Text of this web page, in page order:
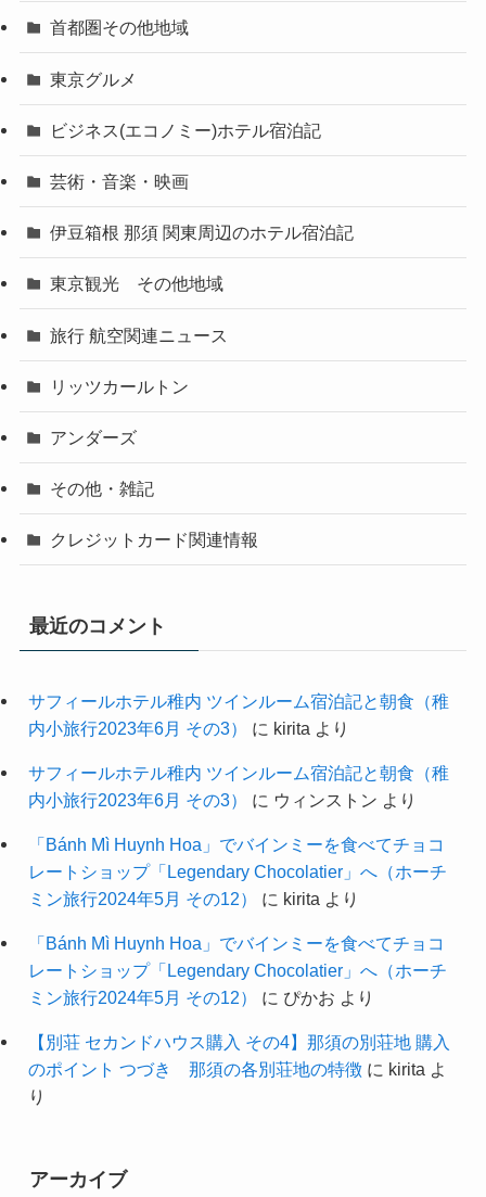
首都圏その他地域
東京グルメ
ビジネス(エコノミー)ホテル宿泊記
芸術・音楽・映画
伊豆箱根 那須 関東周辺のホテル宿泊記
東京観光 その他地域
旅行 航空関連ニュース
リッツカールトン
アンダーズ
その他・雑記
クレジットカード関連情報
最近のコメント
サフィールホテル稚内 ツインルーム宿泊記と朝食（稚
内小旅行2023年6月 その3）
に kirita より
サフィールホテル稚内 ツインルーム宿泊記と朝食（稚
内小旅行2023年6月 その3）
に ウィンストン より
「Bánh Mì Huynh Hoa」でバインミーを食べてチョコ
レートショップ「Legendary Chocolatier」へ（ホーチ
ミン旅行2024年5月 その12）
に kirita より
「Bánh Mì Huynh Hoa」でバインミーを食べてチョコ
レートショップ「Legendary Chocolatier」へ（ホーチ
ミン旅行2024年5月 その12）
に ぴかお より
【別荘 セカンドハウス購入 その4】那須の別荘地 購入
のポイント つづき 那須の各別荘地の特徴に kirita よ
り
アーカイブ